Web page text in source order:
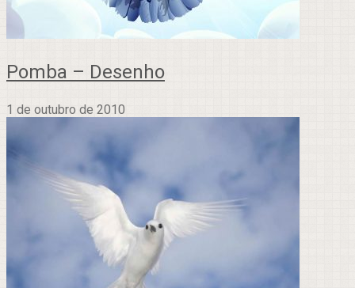
Pomba – Desenho
1 de outubro de 2010